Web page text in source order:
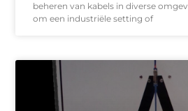
beheren van kabels in diverse
om een industriële setting of